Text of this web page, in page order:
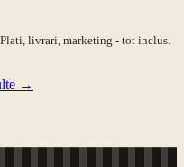
livrari, marketing - tot inclus.
→